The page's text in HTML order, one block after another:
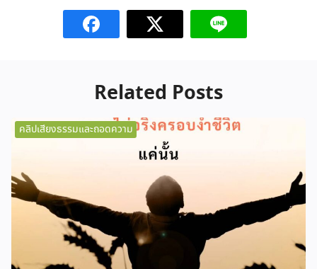
Related Posts
คลิปเสียงธรรมและถอดความ